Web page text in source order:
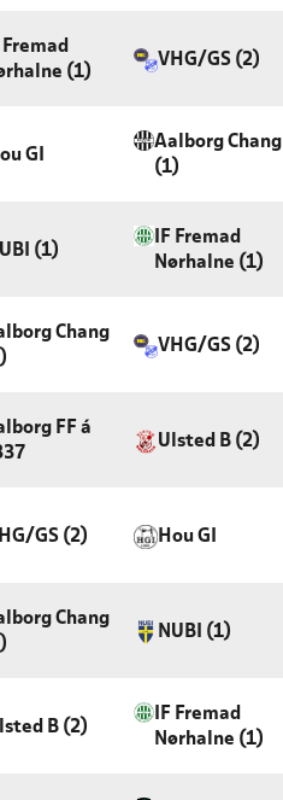
Fremad
(1)
VHG/GS (2)
GI
Aalborg Chang
(1)
(1)
IF Fremad
Nørhalne (1)
Chang
VHG/GS (2)
FF á
Ulsted B (2)
GS (2) Hou GI
Chang
NUBI (1)
B (2)
IF Fremad
Nørhalne (1)